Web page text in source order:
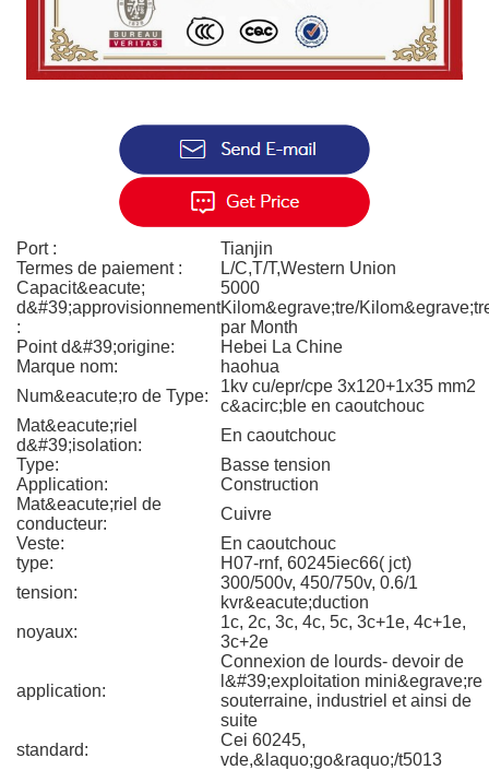
Port :
Tianjin
Termes de paiement :
L/C,T/T,Western Union
Capacit&eacute;
d&#39;approvisionnement
:
5000
Kilom&egrave;tre/
par Month
Point d&#39;origine:
Hebei La Chine
Marque nom:
haohua
Num&eacute;ro de Type:
1kv cu/epr/cpe 3x120+1x35 mm2
c&acirc;ble en caoutchouc
Mat&eacute;riel
d&#39;isolation:
En caoutchouc
Type:
Basse tension
Application:
Construction
Mat&eacute;riel de
conducteur:
Cuivre
Veste:
En caoutchouc
type:
H07-rnf, 60245iec66( jct)
tension:
300/500v, 450/750v, 0.6/1
kvr&eacute;duction
noyaux:
1c, 2c, 3c, 4c, 5c, 3c+1e, 4c+1e,
3c+2e
application:
Connexion de lourds- devoir de
l&#39;exploitation mini&egrave;re
souterraine, industriel et ainsi de
suite
standard:
Cei 60245,
vde,&laquo;go&raquo;/t5013